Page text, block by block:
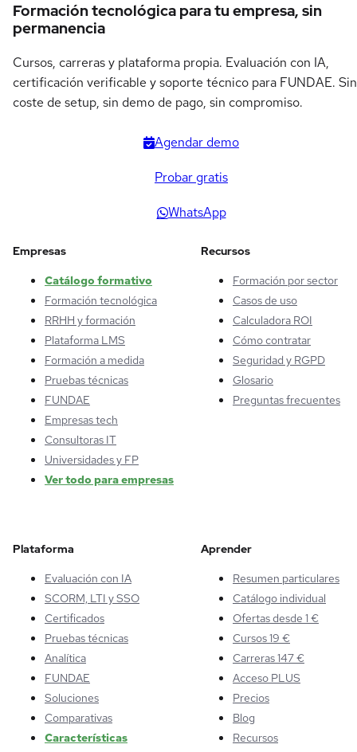
Formación tecnológica para tu empresa, sin
permanencia
Cursos, carreras y plataforma propia. Evaluación con IA,
certificación verificable y soporte técnico para FUNDAE. Sin
coste de setup, sin demo de pago, sin compromiso.
Agendar demo
Probar gratis
WhatsApp
Empresas
Catálogo formativo
Formación tecnológica
RRHH y formación
Plataforma LMS
Formación a medida
Pruebas técnicas
FUNDAE
Empresas tech
Consultoras IT
Universidades y FP
Ver todo para empresas
Recursos
Formación por sector
Casos de uso
Calculadora ROI
Cómo contratar
Seguridad y RGPD
Glosario
Preguntas frecuentes
Plataforma
Evaluación con IA
SCORM, LTI y SSO
Certificados
Pruebas técnicas
Analítica
FUNDAE
Soluciones
Comparativas
Características
Aprender
Resumen particulares
Catálogo individual
Ofertas desde 1 €
Cursos 19 €
Carreras 147 €
Acceso PLUS
Precios
Blog
Recursos